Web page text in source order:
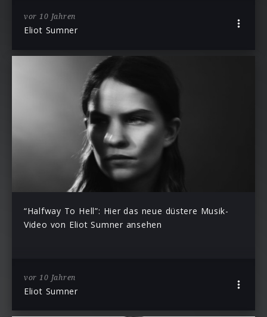
vor 10 Jahren
Eliot Sumner
“Halfway To Hell”: Hier das neue düstere Musik-
Video von Eliot Sumner ansehen
vor 10 Jahren
Eliot Sumner